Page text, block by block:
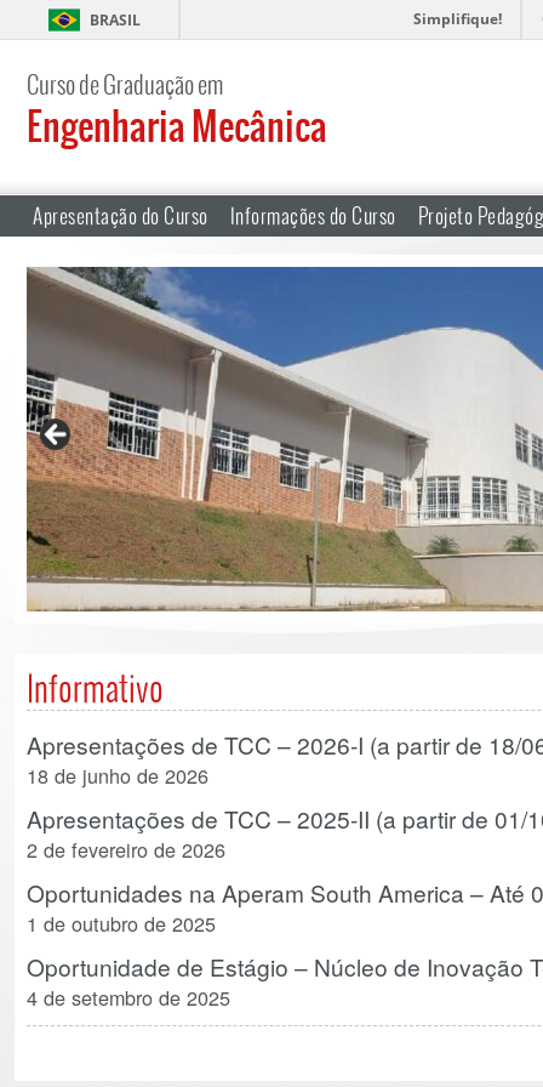
BRASIL Simplifique!
Curso de Graduação em
Engenharia Mecânica
Apresentação do Curso Informações do Curso Projeto
Informativo
Apresentações de TCC – 2026-I (a partir de 18/
18 de junho de 2026
Apresentações de TCC – 2025-II (a partir de 01/
2 de fevereiro de 2026
Oportunidades na Aperam South America – Até
1 de outubro de 2025
Oportunidade de Estágio – Núcleo de Inovação
4 de setembro de 2025